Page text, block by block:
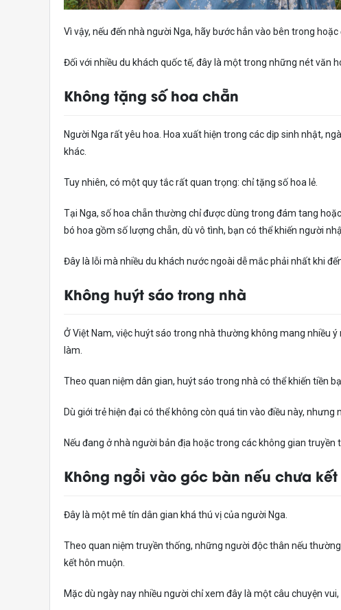
Vì vậy, nếu đến nhà người Nga, hãy bước hẳn vào bên trong
Đối với nhiều du khách quốc tế, đây là một trong những nét văn
Không tặng số hoa chẵn
Người Nga rất yêu hoa. Hoa xuất hiện trong các dịp sinh nhật,
khác.
Tuy nhiên, có một quy tắc rất quan trọng: chỉ tặng số hoa lẻ.
Tại Nga, số hoa chẵn thường chỉ được dùng trong đám tang
bó hoa gồm số lượng chẵn, dù vô tình, bạn có thể khiến người
Đây là lỗi mà nhiều du khách nước ngoài dễ mắc phải nhất khi
Không huýt sáo trong nhà
Ở Việt Nam, việc huýt sáo trong nhà thường không mang nhiều
làm.
Theo quan niệm dân gian, huýt sáo trong nhà có thể khiến tiền
Dù giới trẻ hiện đại có thể không còn quá tin vào điều này,
Nếu đang ở nhà người bản địa hoặc trong các không gian
Không ngồi vào góc bàn nếu chưa kết
Đây là một mê tín dân gian khá thú vị của người Nga.
Theo quan niệm truyền thống, những người độc thân nếu
kết hôn muộn.
Mặc dù ngày nay nhiều người chỉ xem đây là một câu chuyện